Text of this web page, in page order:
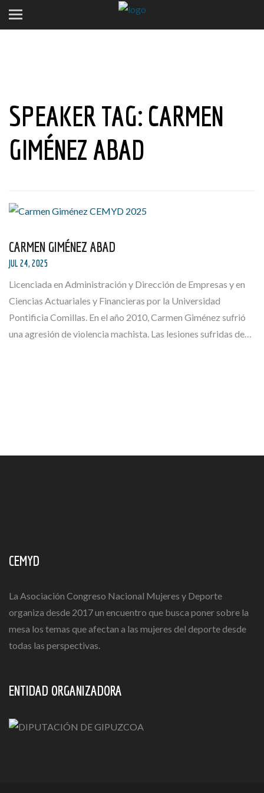
SPEAKER TAG: CARMEN
GIMÉNEZ ABAD
CARMEN GIMÉNEZ ABAD
JUL 24, 2025
Licenciada en Administración y Dirección de Empresas y en
Ciencias Actuariales y Financieras por la Universidad
Pontificia Comillas. En el año 2010, Carmen Giménez sufrió
una agresión de violencia machista. Las lesiones sufridas de…
CEMYD
La Asociación Congreso Nacional Mujeres y Deporte
organiza desde 2017 un encuentro que busca poner sobre la
mesa los temas que afectan a las mujeres del deporte desde
todas las perspectivas.
ENTIDAD ORGANIZADORA